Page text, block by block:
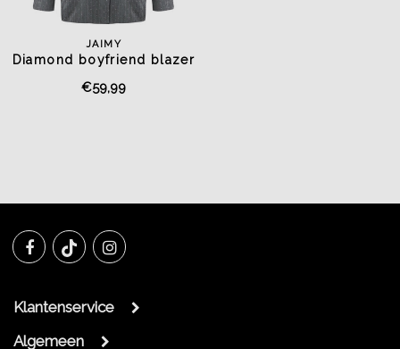
JAIMY
Diamond boyfriend blazer
grey
€59,99
Klantenservice
Algemeen